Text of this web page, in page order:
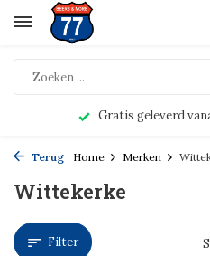
Gratis geleverd
Terug Home Merken
Wittekerke
Filter